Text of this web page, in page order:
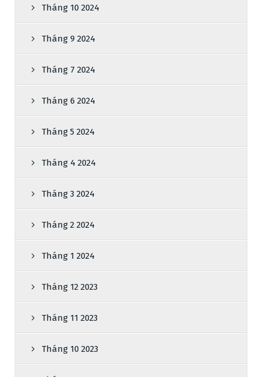
Tháng 10 2024
Tháng 9 2024
Tháng 7 2024
Tháng 6 2024
Tháng 5 2024
Tháng 4 2024
Tháng 3 2024
Tháng 2 2024
Tháng 1 2024
Tháng 12 2023
Tháng 11 2023
Tháng 10 2023